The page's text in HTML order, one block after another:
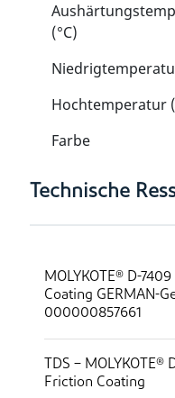
(°C)
Hochtemperatur
Farbe
Technische
MOLYKOTE® D-
Coating GERMAN-
000000857661
TDS – MOLYKOTE®
Friction Coating